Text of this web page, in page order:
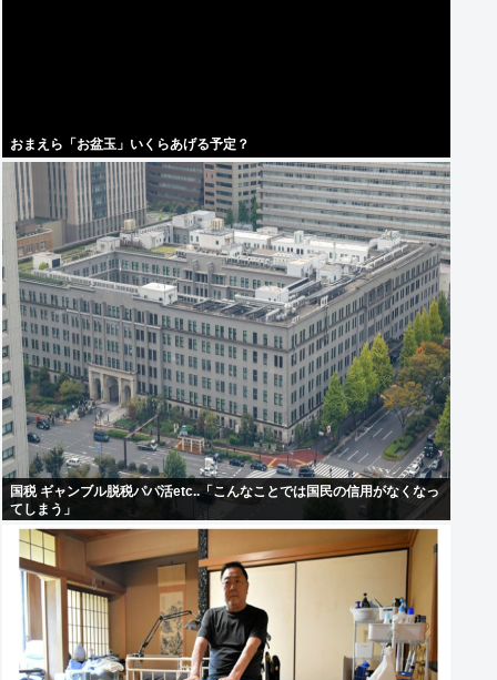
おまえら「お盆玉」いくらあげる予定？
国税 ギャンブル脱税パパ活etc..「こんなことでは国民の信用がなくなっ
てしまう」